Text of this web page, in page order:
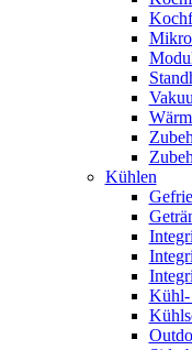
Kühlen
Kühl-